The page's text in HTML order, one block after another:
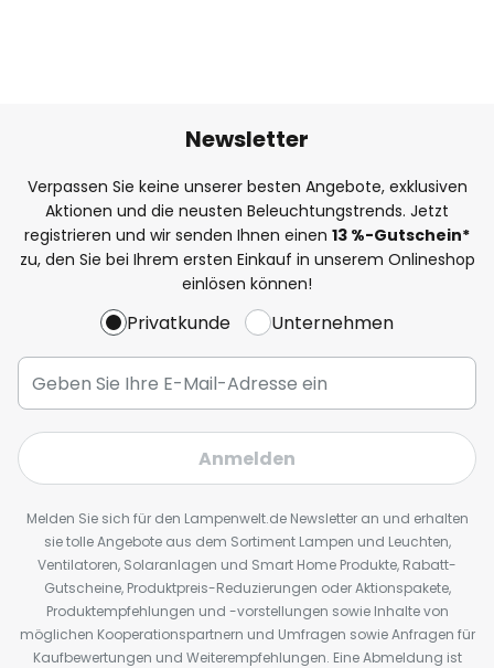
Newsletter
Verpassen Sie keine unserer besten Angebote, exklusiven
Aktionen und die neusten Beleuchtungstrends. Jetzt
registrieren und wir senden Ihnen einen 13 %-Gutschein*
zu, den Sie bei Ihrem ersten Einkauf in unserem Onlineshop
einlösen können!
Privatkunde Unternehmen
Anmelden
Melden Sie sich für den Lampenwelt.de Newsletter an und erhalten
sie tolle Angebote aus dem Sortiment Lampen und Leuchten,
Ventilatoren, Solaranlagen und Smart Home Produkte, Rabatt-
Gutscheine, Produktpreis-Reduzierungen oder Aktionspakete,
Produktempfehlungen und -vorstellungen sowie Inhalte von
möglichen Kooperationspartnern und Umfragen sowie Anfragen für
Kaufbewertungen und Weiterempfehlungen. Eine Abmeldung ist